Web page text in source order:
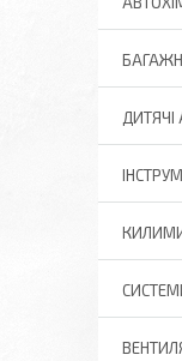
ДИТЯЧІ